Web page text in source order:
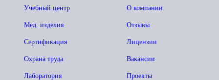
О компании
Отзывы
Лицензии
Вакансии
Проекты
Учебный центр
Мед. изделия
Сертификация
Охрана труда
Лаборатория